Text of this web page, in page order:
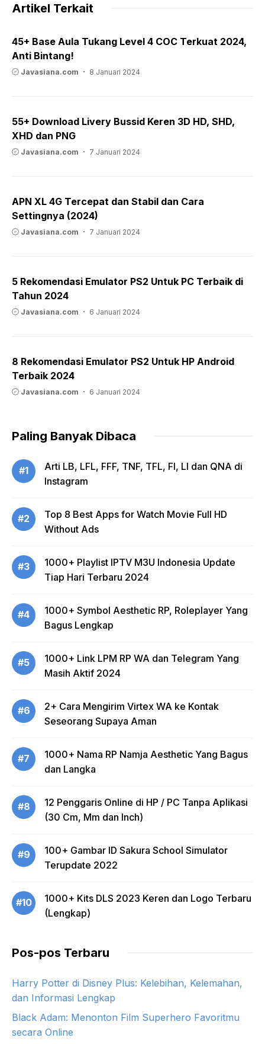
Artikel Terkait
45+ Base Aula Tukang Level 4 COC Terkuat 2024,
Anti Bintang!
Javasiana.com 8 Januari 2024
55+ Download Livery Bussid Keren 3D HD, SHD,
XHD dan PNG
Javasiana.com 7 Januari 2024
APN XL 4G Tercepat dan Stabil dan Cara
Settingnya (2024)
Javasiana.com 7 Januari 2024
5 Rekomendasi Emulator PS2 Untuk PC Terbaik di
Tahun 2024
Javasiana.com 6 Januari 2024
8 Rekomendasi Emulator PS2 Untuk HP Android
Terbaik 2024
Javasiana.com 6 Januari 2024
Paling Banyak Dibaca
#1
Arti LB, LFL, FFF, TNF, TFL, FI, LI dan QNA di
Instagram
#2
Top 8 Best Apps for Watch Movie Full HD
Without Ads
#3
1000+ Playlist IPTV M3U Indonesia Update
Tiap Hari Terbaru 2024
#4
1000+ Symbol Aesthetic RP, Roleplayer Yang
Bagus Lengkap
#5
1000+ Link LPM RP WA dan Telegram Yang
Masih Aktif 2024
#6
2+ Cara Mengirim Virtex WA ke Kontak
Seseorang Supaya Aman
#7
1000+ Nama RP Namja Aesthetic Yang Bagus
dan Langka
#8
12 Penggaris Online di HP / PC Tanpa Aplikasi
(30 Cm, Mm dan Inch)
#9
100+ Gambar ID Sakura School Simulator
Terupdate 2022
#10
1000+ Kits DLS 2023 Keren dan Logo Terbaru
(Lengkap)
Pos-pos Terbaru
Harry Potter di Disney Plus: Kelebihan, Kelemahan,
dan Informasi Lengkap
Black Adam: Menonton Film Superhero Favoritmu
secara Online